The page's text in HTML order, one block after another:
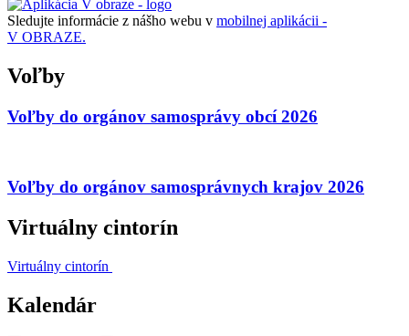
Sledujte informácie z nášho webu v mobilnej aplikácii -
V OBRAZE.
Voľby
Voľby do orgánov samosprávy obcí 2026
Voľby do orgánov samosprávnych krajov 2026
Virtuálny cintorín
Virtuálny cintorín
Kalendár